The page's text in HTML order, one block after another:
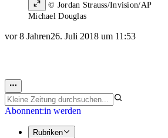
© Jordan Strauss/Invision/AP
Michael Douglas
vor 8 Jahren26. Juli 2018 um 11:53
Abonnent:in werden
Rubriken